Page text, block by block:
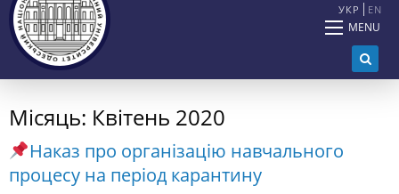
УКР EN
MENU
Місяць: Квітень 2020
Наказ про організацію навчального
процесу на період карантину